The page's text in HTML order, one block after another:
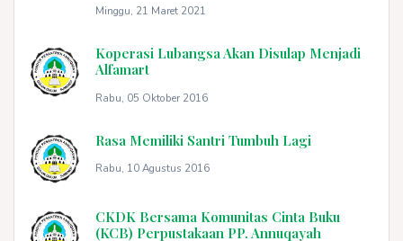
Minggu, 21 Maret 2021
Koperasi Lubangsa Akan Disulap Menjadi
Alfamart
Rabu, 05 Oktober 2016
Rasa Memiliki Santri Tumbuh Lagi
Rabu, 10 Agustus 2016
CKDK Bersama Komunitas Cinta Buku
(KCB) Perpustakaan PP. Annuqayah